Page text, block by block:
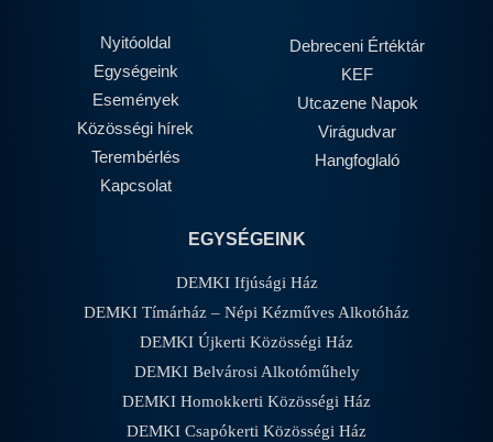
Nyitóoldal
Egységeink
Események
Közösségi hírek
Terembérlés
Kapcsolat
Debreceni Értéktár
KEF
Utcazene Napok
Virágudvar
Hangfoglaló
EGYSÉGEINK
DEMKI Ifjúsági Ház
DEMKI Tímárház – Népi Kézműves Alkotóház
DEMKI Újkerti Közösségi Ház
DEMKI Belvárosi Alkotóműhely
DEMKI Homokkerti Közösségi Ház
DEMKI Csapókerti Közösségi Ház